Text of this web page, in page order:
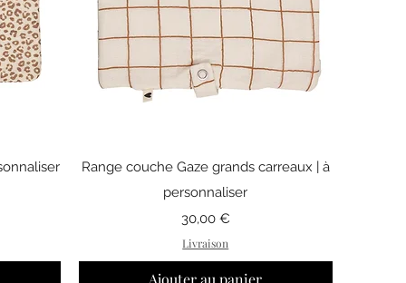
Aperçu rapide
Range couche Gaze grands carreaux | à
personnaliser
Prix
30,00 €
Livraison
Ajouter au panier